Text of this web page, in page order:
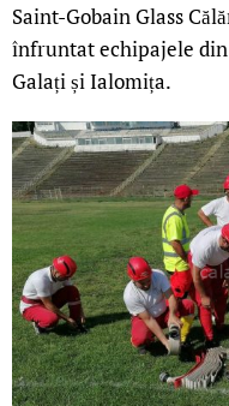
Saint-Gobain Glass
înfruntat echipajele
Galați și Ialomița.